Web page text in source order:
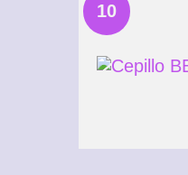
10